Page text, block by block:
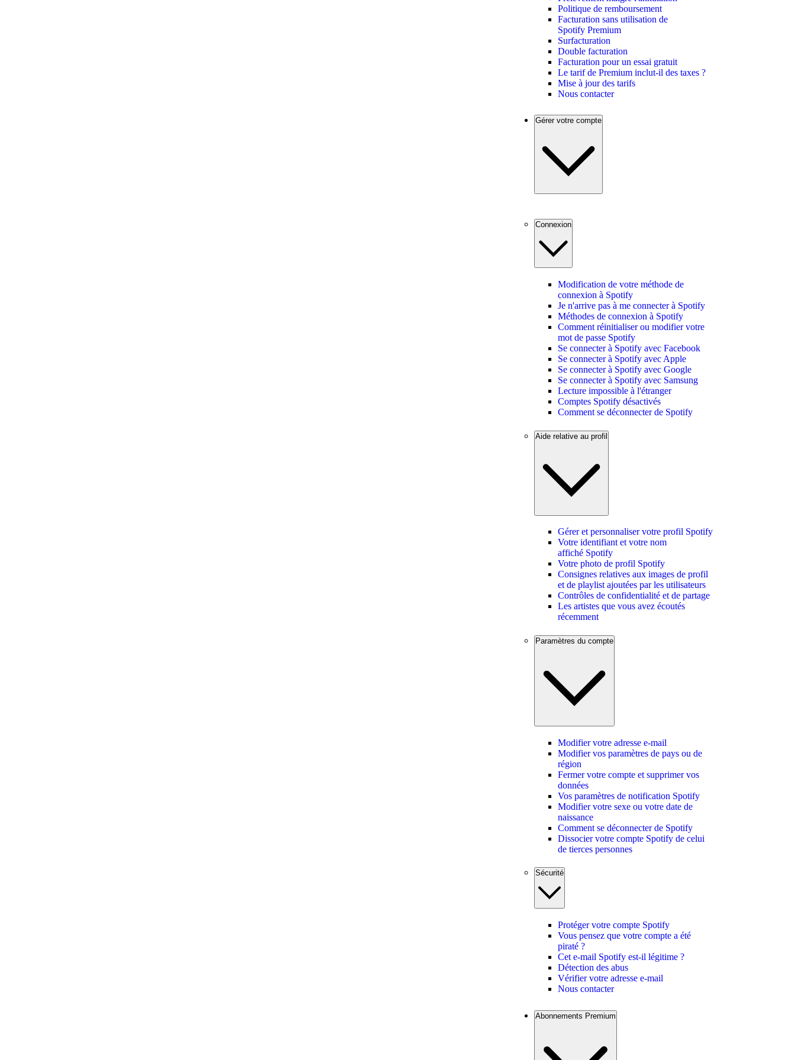
Politique de remboursement
Facturation sans utilisation de
Spotify Premium
Surfacturation
Double facturation
Facturation pour un essai gratuit
Le tarif de Premium inclut-il des taxes ?
Mise à jour des tarifs
Nous contacter
Gérer votre compte
Connexion
Modification de votre méthode de
connexion à Spotify
Je n'arrive pas à me connecter à Spotify
Méthodes de connexion à Spotify
Comment réinitialiser ou modifier votre
mot de passe Spotify
Se connecter à Spotify avec Facebook
Se connecter à Spotify avec Apple
Se connecter à Spotify avec Google
Se connecter à Spotify avec Samsung
Lecture impossible à l'étranger
Comptes Spotify désactivés
Comment se déconnecter de Spotify
Aide relative au profil
Gérer et personnaliser votre profil Spotify
Votre identifiant et votre nom
affiché Spotify
Votre photo de profil Spotify
Consignes relatives aux images de profil
et de playlist ajoutées par les utilisateurs
Contrôles de confidentialité et de partage
Les artistes que vous avez écoutés
récemment
Paramètres du compte
Modifier votre adresse e-mail
Modifier vos paramètres de pays ou de
région
Fermer votre compte et supprimer vos
données
Vos paramètres de notification Spotify
Modifier votre sexe ou votre date de
naissance
Comment se déconnecter de Spotify
Dissocier votre compte Spotify de celui
de tierces personnes
Sécurité
Protéger votre compte Spotify
Vous pensez que votre compte a été
piraté ?
Cet e-mail Spotify est-il légitime ?
Détection des abus
Vérifier votre adresse e-mail
Nous contacter
Abonnements Premium